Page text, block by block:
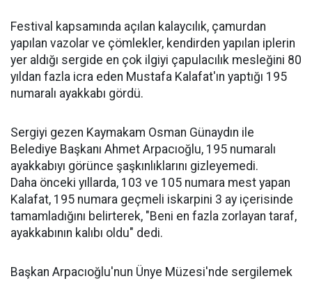
Festival kapsamında açılan kalaycılık, çamurdan
yapılan vazolar ve çömlekler, kendirden yapılan iplerin
yer aldığı sergide en çok ilgiyi çapulacılık mesleğini 80
yıldan fazla icra eden Mustafa Kalafat'ın yaptığı 195
numaralı ayakkabı gördü.
Sergiyi gezen Kaymakam Osman Günaydın ile
Belediye Başkanı Ahmet Arpacıoğlu, 195 numaralı
ayakkabıyı görünce şaşkınlıklarını gizleyemedi.
Daha önceki yıllarda, 103 ve 105 numara mest yapan
Kalafat, 195 numara geçmeli iskarpini 3 ay içerisinde
tamamladığını belirterek, "Beni en fazla zorlayan taraf,
ayakkabının kalıbı oldu" dedi.
Başkan Arpacıoğlu'nun Ünye Müzesi'nde sergilemek